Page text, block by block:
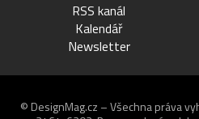
RSS kanál
Kalendář
Newsletter
© DesignMag.cz – Všechna práva